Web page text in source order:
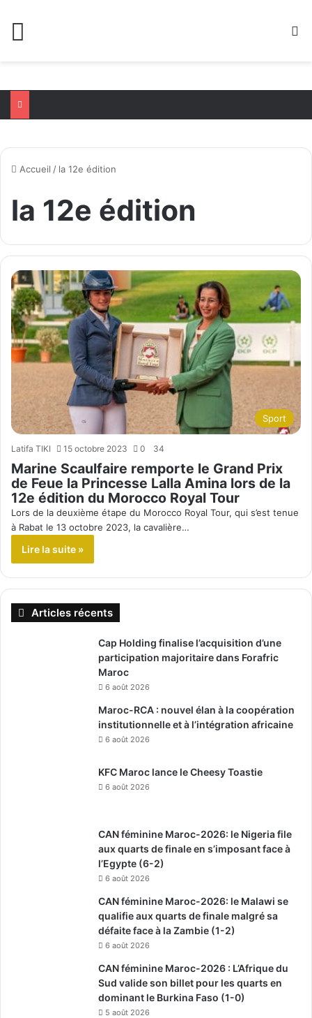
Accueil / la 12e édition
la 12e édition
Sport
Latifa TIKI 15 octobre 2023 0 34
Marine Scaulfaire remporte le Grand Prix
de Feue la Princesse Lalla Amina lors de la
12e édition du Morocco Royal Tour
Lors de la deuxième étape du Morocco Royal Tour, qui s’est tenue
à Rabat le 13 octobre 2023, la cavalière…
Lire la suite »
Articles récents
Cap Holding finalise l’acquisition d’une
participation majoritaire dans Forafric
Maroc
6 août 2026
Maroc-RCA : nouvel élan à la coopération
institutionnelle et à l’intégration africaine
6 août 2026
KFC Maroc lance le Cheesy Toastie
6 août 2026
CAN féminine Maroc-2026: le Nigeria file
aux quarts de finale en s’imposant face à
l’Egypte (6-2)
6 août 2026
CAN féminine Maroc-2026: le Malawi se
qualifie aux quarts de finale malgré sa
défaite face à la Zambie (1-2)
6 août 2026
CAN féminine Maroc-2026 : L’Afrique du
Sud valide son billet pour les quarts en
dominant le Burkina Faso (1-0)
5 août 2026